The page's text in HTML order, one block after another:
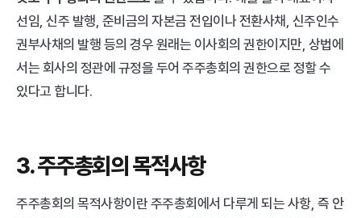
선임, 신주 발행, 준비금의 자본금 전입이나 전환사채, 신주인수
권부사채의 발행 등의 경우 원래는 이사회의 권한이지만, 상법에
서는 회사의 정관에 규정을 두어 주주총회의 권한으로 정할 수
있다고 합니다.
3. 주주총회의 목적사항
주주총회의 목적사항이란 주주총회에서 다루게 되는 사항, 즉 안